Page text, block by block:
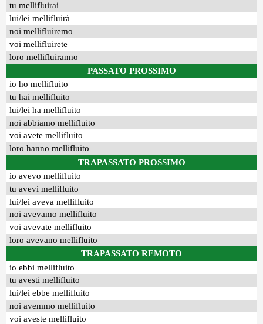
tu mellifluirai
lui/lei mellifluirà
noi mellifluiremo
voi mellifluirete
loro mellifluiranno
PASSATO PROSSIMO
io ho mellifluito
tu hai mellifluito
lui/lei ha mellifluito
noi abbiamo mellifluito
voi avete mellifluito
loro hanno mellifluito
TRAPASSATO PROSSIMO
io avevo mellifluito
tu avevi mellifluito
lui/lei aveva mellifluito
noi avevamo mellifluito
voi avevate mellifluito
loro avevano mellifluito
TRAPASSATO REMOTO
io ebbi mellifluito
tu avesti mellifluito
lui/lei ebbe mellifluito
noi avemmo mellifluito
voi aveste mellifluito